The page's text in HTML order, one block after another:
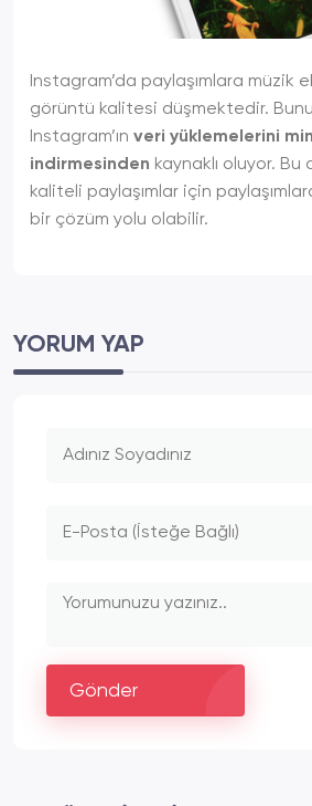
Instagram’da paylaşımlara müzik
görüntü kalitesi düşmektedir.
Instagram’ın veri yüklemelerini
indirmesinden kaynaklı oluyor.
kaliteli paylaşımlar için
bir çözüm yolu olabilir.
YORUM YAP
Gönder